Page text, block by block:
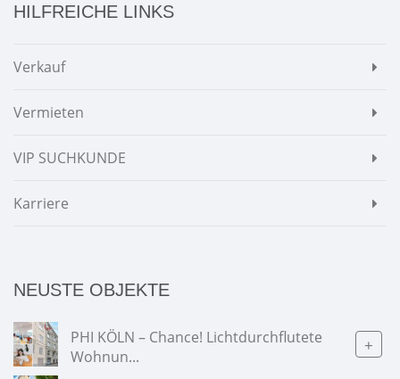
HILFREICHE LINKS
Verkauf
Vermieten
VIP SUCHKUNDE
Karriere
NEUSTE OBJEKTE
PHI KÖLN – Chance! Lichtdurchflutete
Wohnun...
+